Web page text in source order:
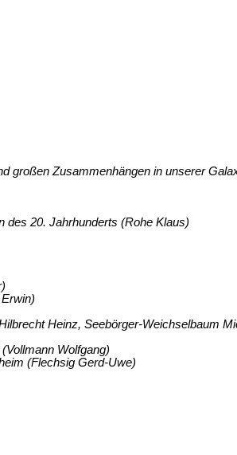
großen Zusammenhängen in unserer
des 20. Jahrhunderts (Rohe Klaus)
Heinz, Seebörger-Weichselbaum
Wolfgang)
(Flechsig Gerd-Uwe)